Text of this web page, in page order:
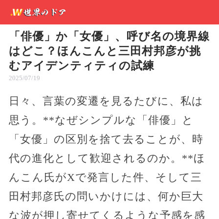
「俳優」か「女優」、呼び名の境界線
はどこ？ほんこんと三田村邦彦が挑
むアイデンティティの試練
2025/07/19
日々、言葉の変遷を見るたびに、私は
思う。**なぜシンプルな「俳優」と
「女優」の区別を捨て去ることが、時
代の進化として歓迎されるのか。**ほ
んこん氏がXで発言した件、そして三
田村邦彦氏の問いかけには、何か巨大
な波が押し寄せてくるような予感を感